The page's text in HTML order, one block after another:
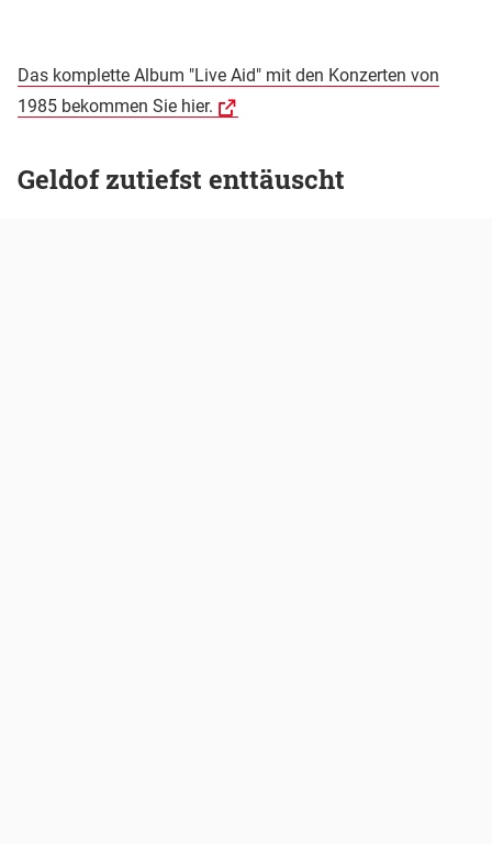
Das komplette Album "Live Aid" mit den Konzerten von
1985 bekommen Sie hier.
Geldof zutiefst enttäuscht